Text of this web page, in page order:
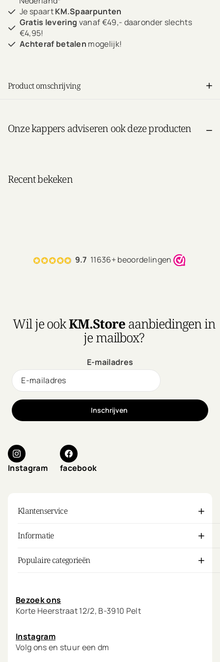
Je spaartKM.Spaarpunten
Gratis levering vanaf €49,- daaronder slechts
€4,95!
Achteraf betalen mogelijk!
Product omschrijving
Onze kappers adviseren ook deze producten
Recent bekeken
9.7 11636+ beoordelingen
Wil je ookKM.Storeaanbiedingen in
je mailbox?
E-mailadres
Inschrijven
Instagram facebook
Klantenservice
Informatie
Populaire categorieën
Bezoek ons
Korte Heerstraat 12/2, B-3910 Pelt
Instagram
Volg ons en stuur een dm